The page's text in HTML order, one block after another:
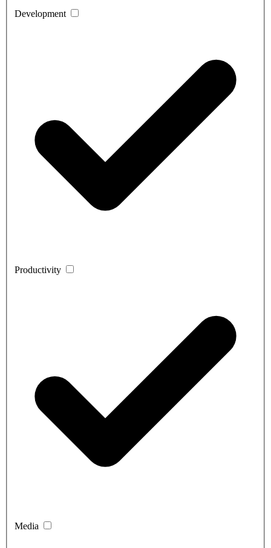
Development
Productivity
Media